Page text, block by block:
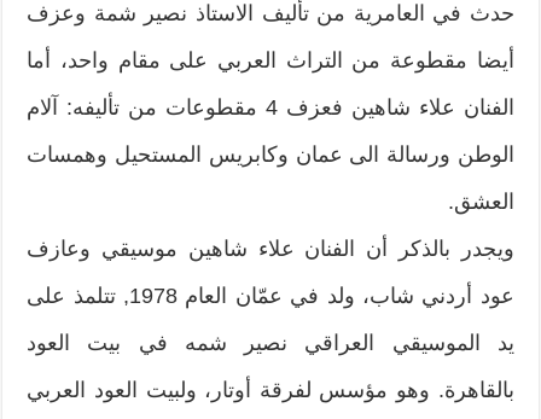
حدث في العامرية من تأليف الاستاذ نصير شمة وعزف
أيضا مقطوعة من التراث العربي على مقام واحد، أما
الفنان علاء شاهين فعزف 4 مقطوعات من تأليفه: آلام
الوطن ورسالة الى عمان وكابريس المستحيل وهمسات
العشق.
ويجدر بالذكر أن الفنان علاء شاهين موسيقي وعازف
عود أردني شاب، ولد في عمّان العام 1978, تتلمذ على
يد الموسيقي العراقي نصير شمه في بيت العود
بالقاهرة. وهو مؤسس لفرقة أوتار، ولبيت العود العربي